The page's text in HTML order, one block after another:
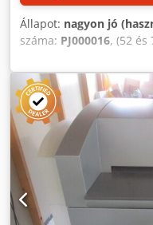
Állapot: nagyon jó
száma: PJ000016, (52 és
FORMÁTUMHOZ)
tányér/óra (a használt
52 és 74
Alsvw Afxsworf
től 670 x 750 mm-ig
Felbontás: 2540 dpi,
Anyagszámláló:
Expozíciós számláló:
27988,8 m2 Az összes
kitettség összesen: